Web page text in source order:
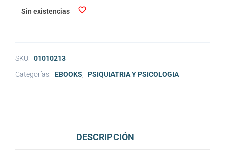
Sin existencias
SKU: 01010213
Categorías: EBOOKS PSIQUIATRIA Y PSICOLOGIA
DESCRIPCIÓN